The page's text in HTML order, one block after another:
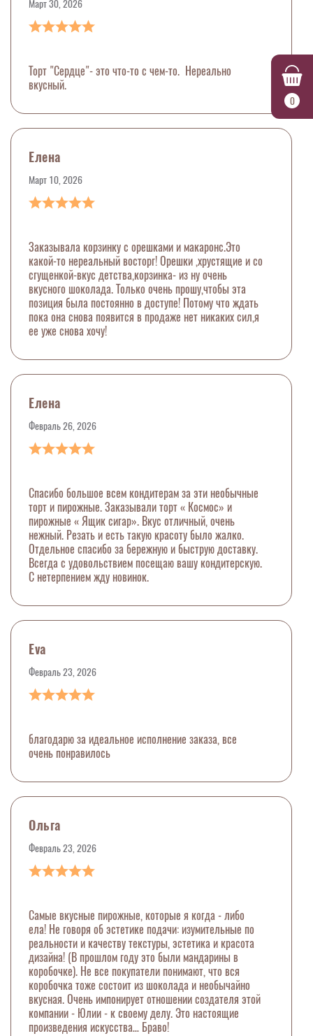
0
Март 30, 2026
Торт "Сердце"- это что-то с чем-то. Нереально
вкусный.
Елена
Март 10, 2026
Заказывала корзинку с орешками и макаронс.Это
какой-то нереальный восторг! Орешки ,хрустящие и со
сгущенкой-вкус детства,корзинка- из ну очень
вкусного шоколада. Только очень прошу,чтобы эта
позиция была постоянно в доступе! Потому что ждать
пока она снова появится в продаже нет никаких сил,я
ее уже снова хочу!
Елена
Февраль 26, 2026
Спасибо большое всем кондитерам за эти необычные
торт и пирожные. Заказывали торт « Космос» и
пирожные « Ящик сигар». Вкус отличный, очень
нежный. Резать и есть такую красоту было жалко.
Отдельное спасибо за бережную и быструю доставку.
Всегда с удовольствием посещаю вашу кондитерскую.
С нетерпением жду новинок.
Eva
Февраль 23, 2026
благодарю за идеальное исполнение заказа, все
очень понравилось
Ольга
Февраль 23, 2026
Самые вкусные пирожные, которые я когда - либо
ела! Не говоря об эстетике подачи: изумительные по
реальности и качеству текстуры, эстетика и красота
дизайна! (В прошлом году это были мандарины в
коробочке). Не все покупатели понимают, что вся
коробочка тоже состоит из шоколада и необычайно
вкусная. Очень импонирует отношении создателя этой
компании - Юлии - к своему делу. Это настоящие
произведения искусства… Браво!